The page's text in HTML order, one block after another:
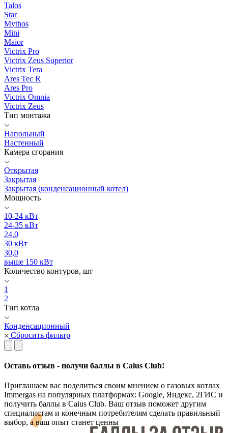
Talos
Star
Mythos
Mini
Maior
Victrix Pro
Victrix Zeus Superior
Victrix Tera
Ares Tec R
Ares Pro
Victrix Omnia
Victrix Zeus
Тип монтажа
Напольный
Настенный
Камера сгорания
Открытая
Закрытая
Закрытая (конденсационный котел)
Мощность
10-24 кВт
24-35 кВт
24,0
30 кВт
30,0
выше 150 кВт
Количество контуров, шт
1
2
Тип котла
Конденсационный
Сбросить фильтр
Оставь отзыв - получи баллы в Caius Club!
Приглашаем вас поделиться своим мнением о газовых котлах
Immergas на популярных платформах: Google, Яндекс, 2ГИС и
получить баллы в Caius Club. Ваш отзыв поможет другим
специалистам и конечным потребителям сделать правильный
выбор, а ваш опыт станет ценны